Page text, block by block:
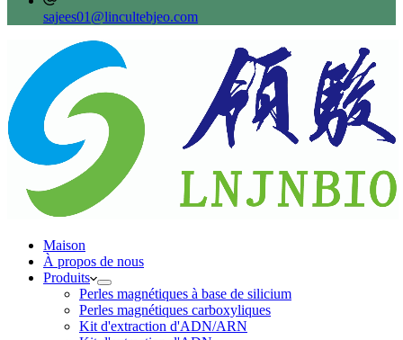
sajees01@lincultebjeo.com
Maison
À propos de nous
Produits
Perles magnétiques à base de silicium
Perles magnétiques carboxyliques
Kit d'extraction d'ADN/ARN